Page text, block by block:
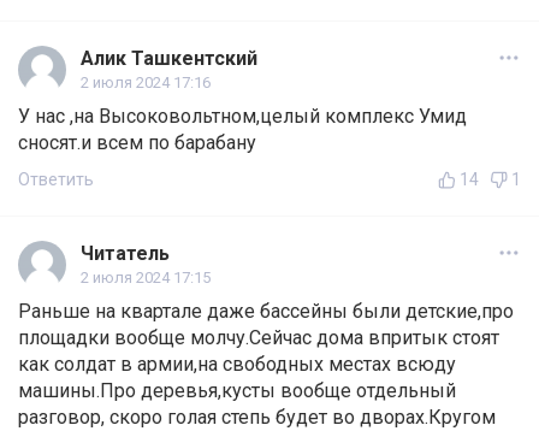
Алик Ташкентский
2 июля 2024 17:16
У нас ,на Высоковольтном,целый комплекс Умид
сносят.и всем по барабану
Ответить 14 1
Читатель
2 июля 2024 17:15
Раньше на квартале даже бассейны были детские,про
площадки вообще молчу.Сейчас дома впритык стоят
как солдат в армии,на свободных местах всюду
машины.Про деревья,кусты вообще отдельный
разговор, скоро голая степь будет во дворах.Кругом